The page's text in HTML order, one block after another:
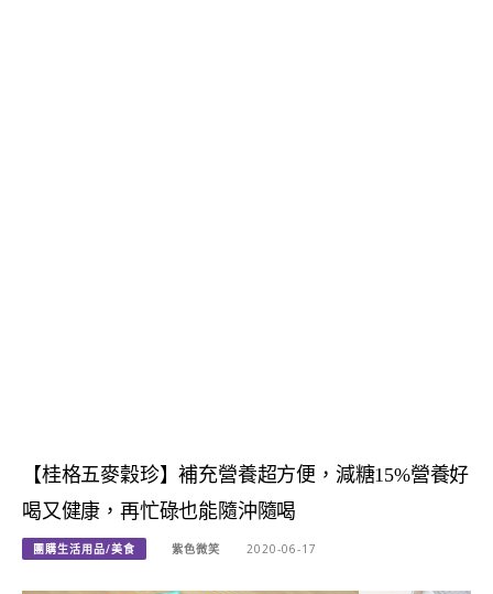
【桂格五麥穀珍】補充營養超方便，減糖15%營養好
喝又健康，再忙碌也能隨沖隨喝
團購生活用品/美食 紫色微笑 2020-06-17